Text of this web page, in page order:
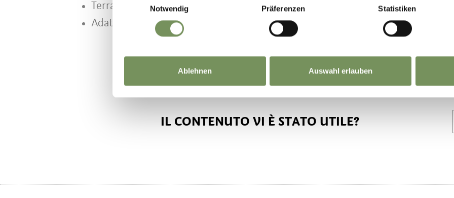
Notwendig
Präferenzen Statistiken
Ablehnen Auswahl erlauben
Terrazza
Adatto per pullman
Settimane della selvaggina
Menu per bambini
Menu per lavoratori
IL CONTENUTO VI È STATO UTILE?